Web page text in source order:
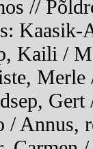
//
Kaasik-
Kaili /
Merle
/ Annus,